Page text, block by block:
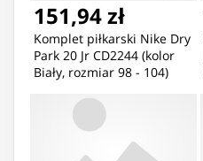
151,94 zł
Komplet piłkarski Nike Dry
Park 20 Jr CD2244 (kolor
Biały, rozmiar 98 - 104)